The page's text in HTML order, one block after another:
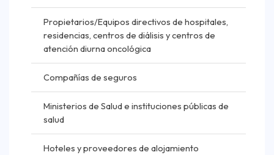
Propietarios/Equipos directivos de hospitales,
residencias, centros de diálisis y centros de
atención diurna oncológica
Compañías de seguros
Ministerios de Salud e instituciones públicas de
salud
Hoteles y proveedores de alojamiento